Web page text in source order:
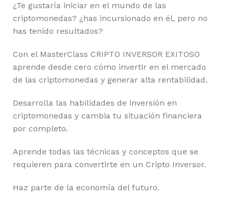
¿Te gustaría iniciar en el mundo de las
criptomonedas? ¿has incursionado en él, pero no
has tenido resultados?
Con el MasterClass CRIPTO INVERSOR EXITOSO
aprende desde cero cómo invertir en el mercado
de las criptomonedas y generar alta rentabilidad.
Desarrolla las habilidades de inversión en
criptomonedas y cambia tu situación financiera
por completo.
Aprende todas las técnicas y conceptos que se
requieren para convertirte en un Cripto Inversor.
Haz parte de la economía del futuro.